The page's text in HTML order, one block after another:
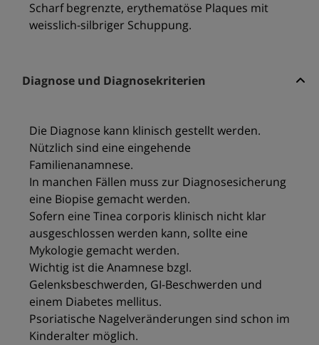
Scharf begrenzte, erythematöse Plaques mit
weisslich-silbriger Schuppung.
Diagnose und Diagnosekriterien
Die Diagnose kann klinisch gestellt werden.
Nützlich sind eine eingehende
Familienanamnese.
In manchen Fällen muss zur Diagnosesicherung
eine Biopise gemacht werden.
Sofern eine Tinea corporis klinisch nicht klar
ausgeschlossen werden kann, sollte eine
Mykologie gemacht werden.
Wichtig ist die Anamnese bzgl.
Gelenksbeschwerden, GI-Beschwerden und
einem Diabetes mellitus.
Psoriatische Nagelveränderungen sind schon im
Kinderalter möglich.